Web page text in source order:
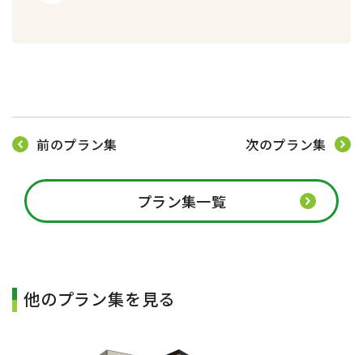
前のプラン集 次のプラン集
プラン集一覧
他のプラン集を見る